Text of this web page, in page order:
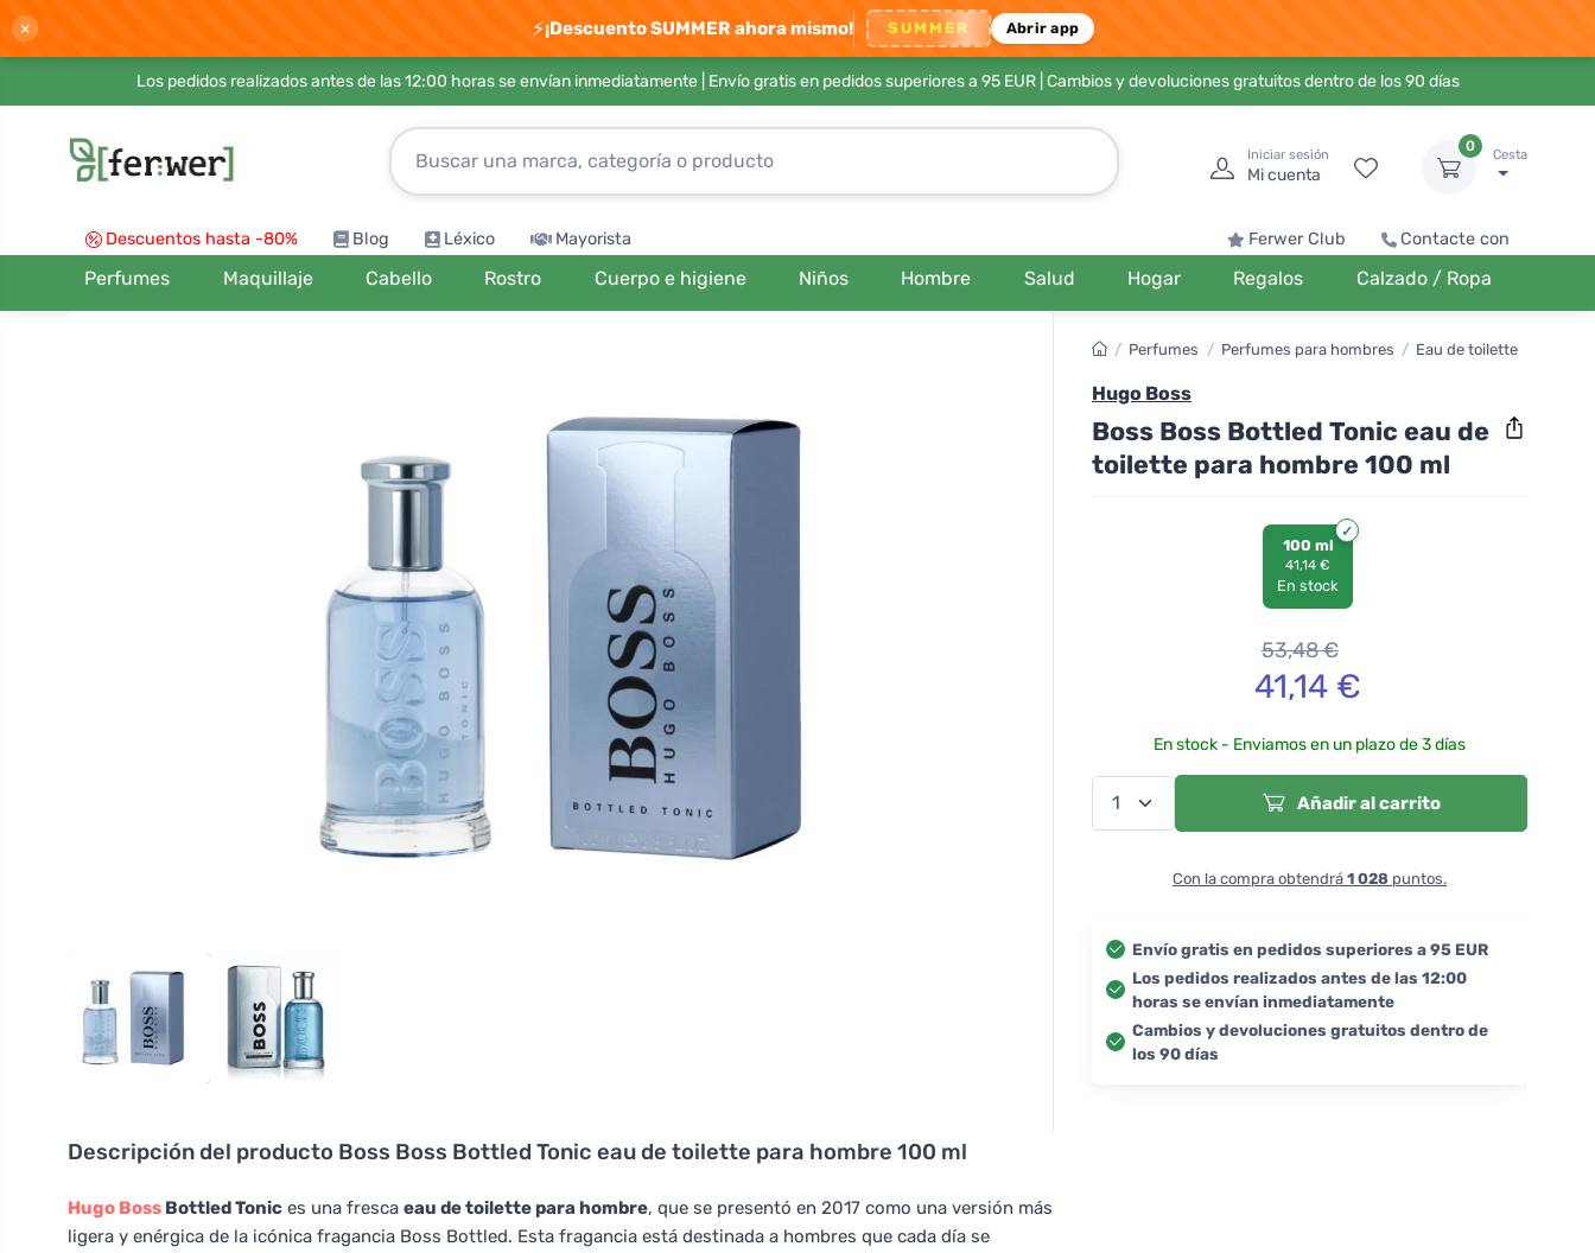
× ⚡¡Descuento SUMMER ahora mismo! SUMMER Abrir app
Los pedidos realizados antes de las 12:00 horas se envían inmediatamente | Envío gratis en pedidos superiores a 95 EUR| Cambios y devoluciones gratuitos dentro de los 90 días
Iniciar sesión
Mi cuenta
0
Cesta
Descuentos hasta -80% Blog Léxico Mayorista Ferwer Club Contacte con
Perfumes Maquillaje Cabello Rostro Cuerpo e higiene Niños Hombre Salud Hogar Regalos Calzado / Ropa
Descripción del producto Boss Boss Bottled Tonic eau de toilette para hombre 100 ml
Hugo Boss Bottled Tonic es una fresca eau de toilette para hombre, que se presentó en 2017 como una versión más
ligera y enérgica de la icónica fragancia Boss Bottled. Esta fragancia está destinada a hombres que cada día se
/ Perfumes / Perfumes para hombres / Eau de toilette
Hugo Boss
Boss Boss Bottled Tonic eau de
toilette para hombre 100 ml
100 ml
41,14 €
En stock
53,48€
41,14€
En stock - Enviamos en un plazo de 3 días
Añadir al carrito
Con la compra obtendrá 1 028 puntos.
Envío gratis en pedidos superiores a 95 EUR
Los pedidos realizados antes de las 12:00
horas se envían inmediatamente
Cambios y devoluciones gratuitos dentro de
los 90 días